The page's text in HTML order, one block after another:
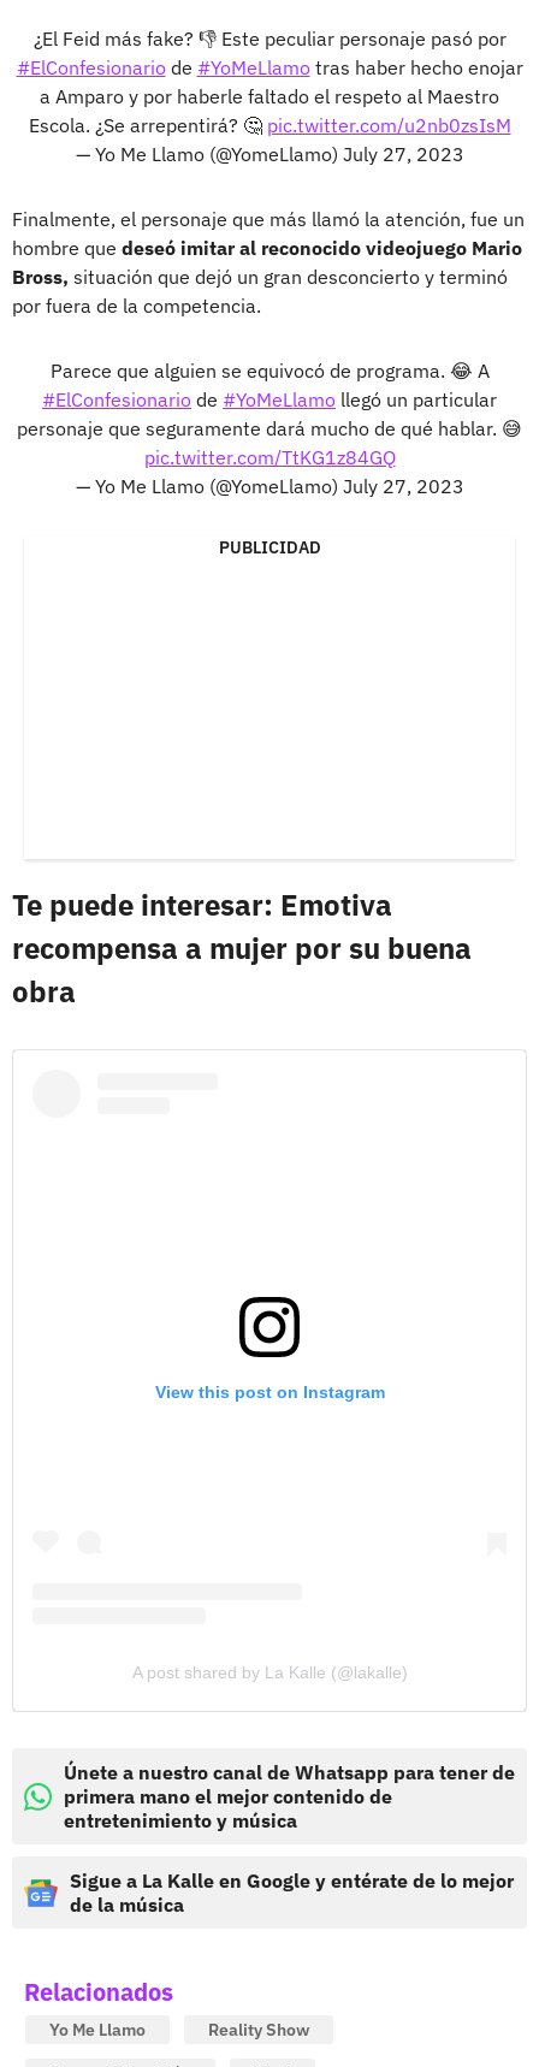
¿El Feid más fake? 👎 Este peculiar personaje pasó por
#ElConfesionariode #YoMeLlamotras haber hecho enojar
a Amparo y por haberle faltado el respeto al Maestro
Escola. ¿Se arrepentirá? 🤔 pic.twitter.com/u2nb0zsIsM
— Yo Me Llamo (@YomeLlamo) July 27, 2023
Finalmente, el personaje que más llamó la atención, fue un
hombre que deseó imitar al reconocido videojuego Mario
Bross, situación que dejó un gran desconcierto y terminó
por fuera de la competencia.
Parece que alguien se equivocó de programa. 😂 A
#ElConfesionario de #YoMeLlamo llegó un particular
personaje que seguramente dará mucho de qué hablar. 😅
pic.twitter.com/TtKG1z84GQ
— Yo Me Llamo (@YomeLlamo) July 27, 2023
PUBLICIDAD
Te puede interesar: Emotiva
recompensa a mujer por su buena
obra
View this post on Instagram
A post shared by La Kalle (@lakalle)
Únete a nuestro canal de Whatsapp para tener de
primera mano el mejor contenido de
entretenimiento y música
Sigue a La Kalle en Google y entérate de lo mejor
de la música
Relacionados
Yo Me Llamo
Reality Show